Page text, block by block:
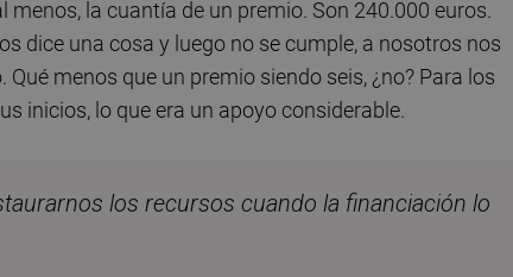
la cuantía de un premio. Son 240.000 euros.
dice una cosa y luego no se cumple, a nosotros nos
menos que un premio siendo seis, ¿no? Para los
inicios, lo que era un apoyo considerable.
los recursos cuando la financiación lo